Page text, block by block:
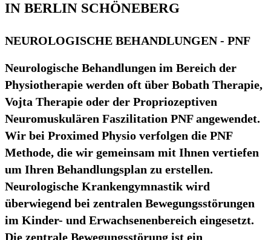
IN BERLIN SCHÖNEBERG
NEUROLOGISCHE BEHANDLUNGEN - PNF
Neurologische Behandlungen im Bereich der
Physiotherapie werden oft über Bobath Therapie,
Vojta Therapie oder der Propriozeptiven
Neuromuskulären Faszilitation PNF angewendet.
Wir bei Proximed Physio verfolgen die PNF
Methode, die wir gemeinsam mit Ihnen vertiefen
um Ihren Behandlungsplan zu erstellen.
Neurologische Krankengymnastik wird
überwiegend bei zentralen Bewegungsstörungen
im Kinder- und Erwachsenenbereich eingesetzt.
Die zentrale Bewegungsstörung ist ein